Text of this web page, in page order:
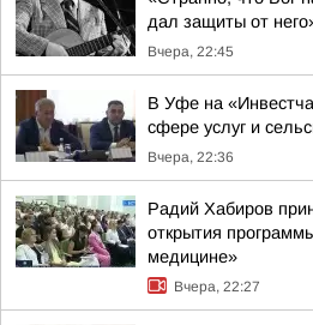
дал защиты от
Вчера, 22:45
В Уфе на
сфере услуг и
Вчера, 22:36
Радий Хабиров
открытия
медицине»
Вчера, 22:27